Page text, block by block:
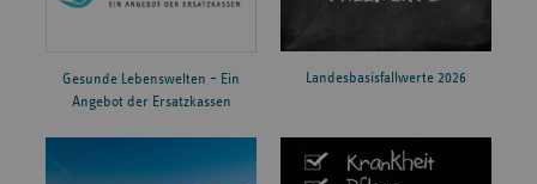
Gesunde Lebenswelten – Ein
Angebot der Ersatzkassen
Landesbasisfallwerte 2026